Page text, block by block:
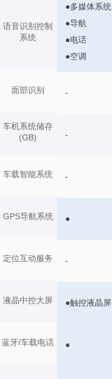
语音识别控制
系统
面部识别
车机系统储存
(GB)
车载智能系统
GPS导航系统
定位互动服务
液晶中控大屏
蓝牙/车载电话
●多媒体系统
●导航
●电话
●空调
-
-
-
●
-
●触控液晶屏
●